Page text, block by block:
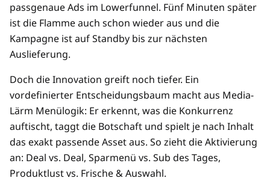
passgenaue Ads im Lowerfunnel. Fünf Minuten später
ist die Flamme auch schon wieder aus und die
Kampagne ist auf Standby bis zur nächsten
Auslieferung.
Doch die Innovation greift noch tiefer. Ein
vordefinierter Entscheidungsbaum macht aus Media-
Lärm Menülogik: Er erkennt, was die Konkurrenz
auftischt, taggt die Botschaft und spielt je nach Inhalt
das exakt passende Asset aus. So zieht die Aktivierung
an: Deal vs. Deal, Sparmenü vs. Sub des Tages,
Produktlust vs. Frische & Auswahl.